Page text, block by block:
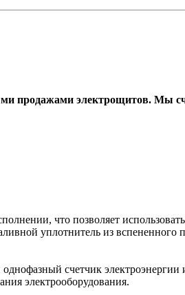
продажами электрощитов. Мы
что позволяет
уплотнитель из вспененного
счетчик
электрооборудования.